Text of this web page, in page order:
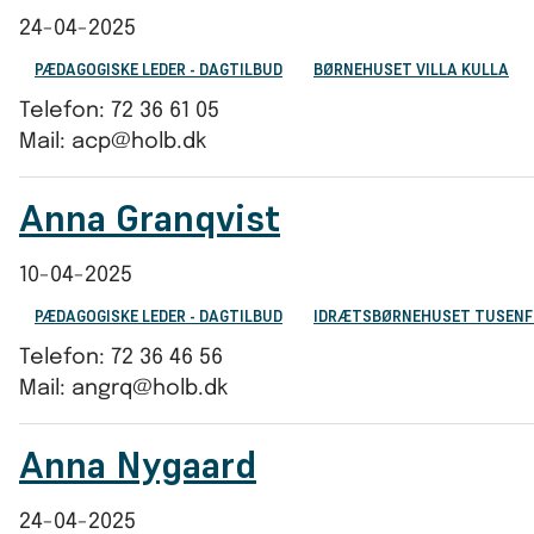
24-04-2025
PÆDAGOGISKE LEDER - DAGTILBUD BØRNEHUSET VILLA KULLA
Telefon: 72 36 61 05
Mail: acp@holb.dk
Anna Granqvist
10-04-2025
PÆDAGOGISKE LEDER - DAGTILBUD IDRÆTSBØRNEHUSET
Telefon: 72 36 46 56
Mail: angrq@holb.dk
Anna Nygaard
24-04-2025